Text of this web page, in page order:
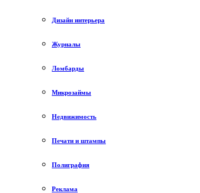
Дизайн интерьера
Журналы
Ломбарды
Микрозаймы
Недвижимость
Печати и штампы
Полиграфия
Реклама